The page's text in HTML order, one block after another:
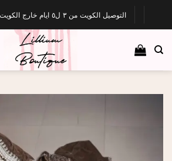
التوصيل الكويت من ٣ ل٥ ايام خارج الكويت من ٧ ل١٠ ايام